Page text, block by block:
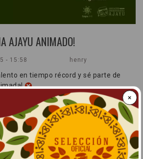
AJAYU ANIMADO!
- 15:58 henry
en tiempo récord y sé parte de
LEER MÁS
×